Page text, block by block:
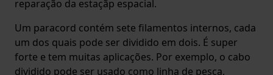
reparação da estaçãp espacial.
Um paracord contém sete filamentos internos, cada
um dos quais pode ser dividido em dois. É super
forte e tem muitas aplicações. Por exemplo, o cabo
dividido pode ser usado como linha de pesca,